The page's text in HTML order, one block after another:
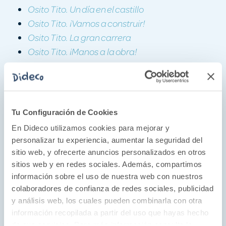
Tu Configuración de Cookies
En Dideco utilizamos cookies para mejorar y
personalizar tu experiencia, aumentar la seguridad del
sitio web, y ofrecerte anuncios personalizados en otros
sitios web y en redes sociales. Además, compartimos
información sobre el uso de nuestra web con nuestros
colaboradores de confianza de redes sociales, publicidad
y análisis web, los cuales pueden combinarla con otra
información recopilada a partir del uso que hayas hecho
Osito Tito. Un día en el castillo
Osito Tito. ¡Vamos a construir!
Osito Tito. La gran carrera
Osito Tito. ¡Manos a la obra!
Osito Tito. Emergencia al volante
Osito Tito. Vamos de viaje
Osito Tito. La casa encantada
Osito Tito. Misión espacial
Osito Tito. Aventura pirata
Osito Tito. Bomberos al rescate
Osito Tito. Un día en la granja
Osito Tito. ¡Vamos a jugar!
Osito Tito. Aventura submarina
Osito Tito. Safari de dinosaurios